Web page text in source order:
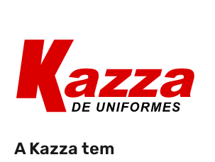
A Kazza tem